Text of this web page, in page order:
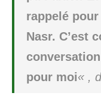
rappelé pour
Nasr. C’est
pour moi« ,